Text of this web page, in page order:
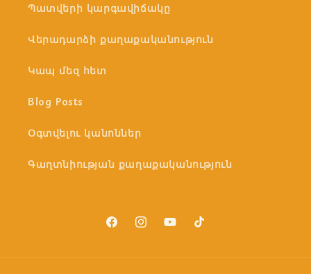
Պատվերի կարգավիճակը
Վերադարձի քաղաքականություն
Կապ մեզ հետ
Blog Posts
Օգտվելու կանոններ
Գաղտնիության քաղաքականություն
FacebookInstagramYouTubeTikTok